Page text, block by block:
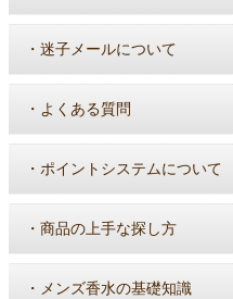
・ 迷子メールについて
・ よくある質問
・ ポイントシステムについて
・ 商品の上手な探し方
・ メンズ香水の基礎知識